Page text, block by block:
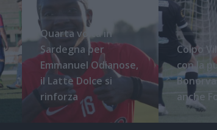
Quarta volta in
Sardegna per
Emmanuel Odianose,
il Latte Dolce si
rinforza
Colpo
con la
anche